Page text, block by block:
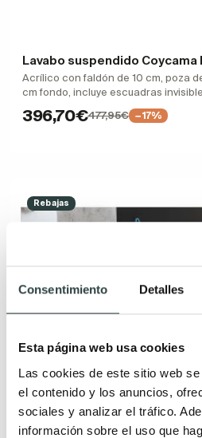
Consentimiento Detalles
Esta página web usa cookies
Las cookies de este sitio web
el contenido y los anuncios,
sociales y analizar el tráfico.
información sobre el uso que
Lavabo suspendido Coycama
Acrílico con faldón de 10 cm, poza
cm fondo, incluye escuadras
396,70€477,95€ −17%
Rebajas